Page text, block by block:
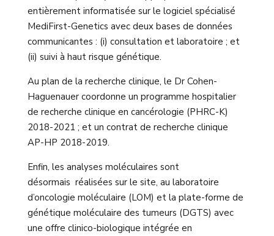
entièrement informatisée sur le logiciel spécialisé
MediFirst-Genetics avec deux bases de données
communicantes : (i) consultation et laboratoire ; et
(ii) suivi à haut risque génétique.
Au plan de la recherche clinique, le Dr Cohen-
Haguenauer coordonne un programme hospitalier
de recherche clinique en cancérologie (PHRC-K)
2018-2021 ; et un contrat de recherche clinique
AP-HP 2018-2019.
Enfin, les analyses moléculaires sont
désormais réalisées sur le site, au laboratoire
d’oncologie moléculaire (LOM) et la plate-forme de
génétique moléculaire des tumeurs (DGTS) avec
une offre clinico-biologique intégrée en